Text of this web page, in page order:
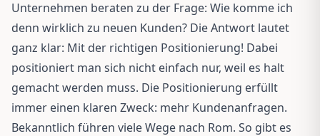
Unternehmen beraten zu der Frage: Wie komme ich
denn wirklich zu neuen Kunden? Die Antwort lautet
ganz klar: Mit der richtigen Positionierung! Dabei
positioniert man sich nicht einfach nur, weil es halt
gemacht werden muss. Die Positionierung erfüllt
immer einen klaren Zweck: mehr Kundenanfragen.
Bekanntlich führen viele Wege nach Rom. So gibt es